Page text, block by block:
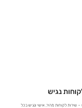
נגיש
– שירות לקוחות מהיר, אישי ונגיש בכל